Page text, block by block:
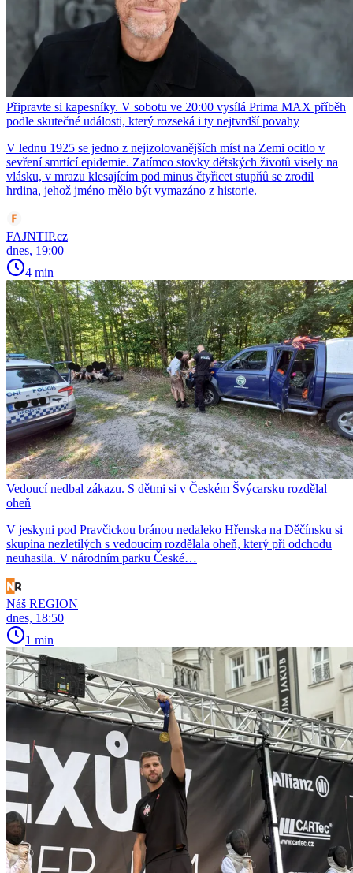
Připravte si kapesníky. V sobotu ve 20:00 vysílá Prima MAX příběh
podle skutečné události, který rozseká i ty nejtvrdší povahy
V lednu 1925 se jedno z nejizolovanějších míst na Zemi ocitlo v
sevření smrtící epidemie. Zatímco stovky dětských životů visely na
vlásku, v mrazu klesajícím pod minus čtyřicet stupňů se zrodil
hrdina, jehož jméno mělo být vymazáno z historie.
FAJNTIP.cz
dnes, 19:00
4 min
Vedoucí nedbal zákazu. S dětmi si v Českém Švýcarsku rozdělal
oheň
V jeskyni pod Pravčickou bránou nedaleko Hřenska na Děčínsku si
skupina nezletilých s vedoucím rozdělala oheň, který při odchodu
neuhasila. V národním parku České…
Náš REGION
dnes, 18:50
1 min